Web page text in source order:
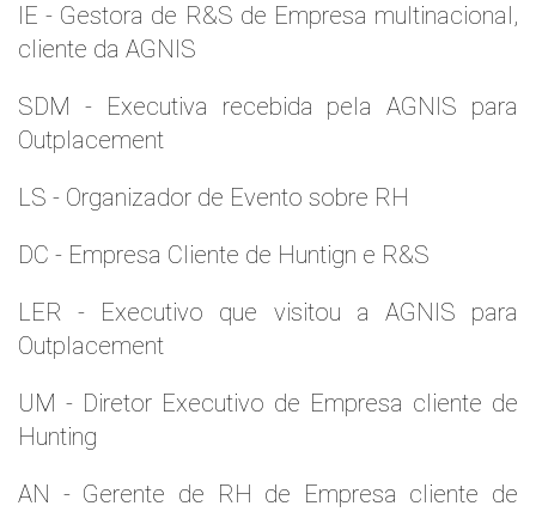
IE - Gestora de R&S de Empresa multinacional,
cliente da AGNIS
SDM - Executiva recebida pela AGNIS para
Outplacement
LS - Organizador de Evento sobre RH
DC - Empresa Cliente de Huntign e R&S
LER - Executivo que visitou a AGNIS para
Outplacement
UM - Diretor Executivo de Empresa cliente de
Hunting
AN - Gerente de RH de Empresa cliente de